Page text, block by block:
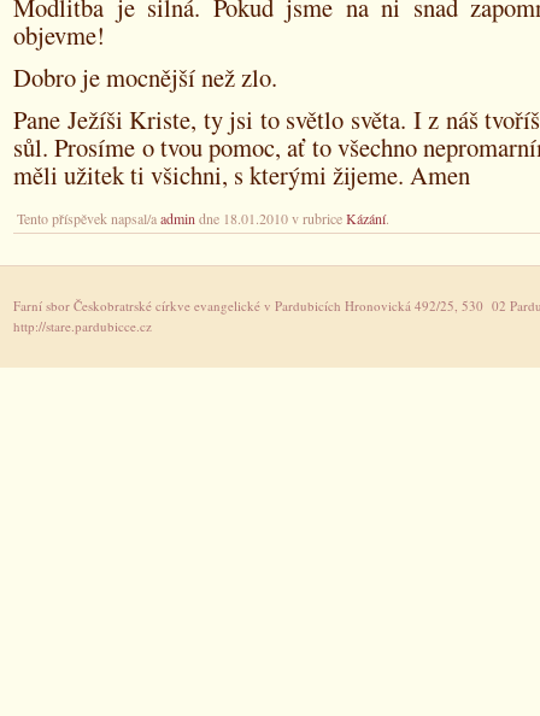
Modlitba je silná. Pokud jsme na ni snad
objevme!
Dobro je mocnější než zlo.
Pane Ježíši Kriste, ty jsi to světlo světa. I z náš
sůl. Prosíme o tvou pomoc, ať to všechno
měli užitek ti všichni, s kterými žijeme. Amen
Tento příspěvek napsal/aadmin dne 18.01.2010 v rubriceKázání.
Farní sbor Českobratrské církve evangelické v Pardubicích Hronovická 492/25, 530 02
http://stare.pardubicce.cz